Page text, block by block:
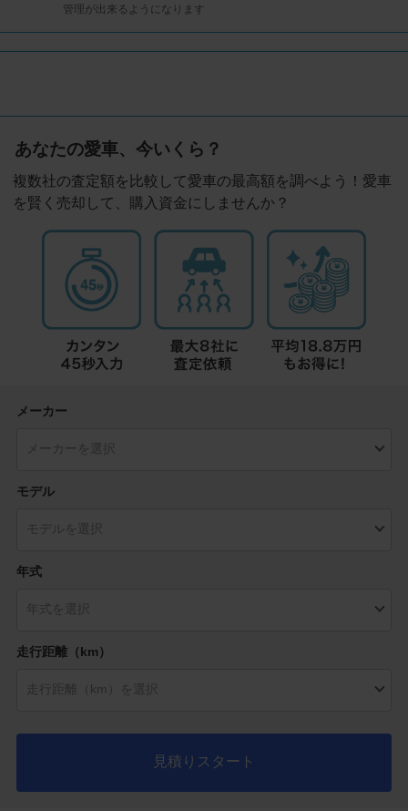
管理が出来るようになります
あなたの愛車、今いくら？
複数社の査定額を比較して愛車の最高額を調べよう！愛車
を賢く売却して、購入資金にしませんか？
メーカー
モデル
年式
走行距離（km）
見積りスタート